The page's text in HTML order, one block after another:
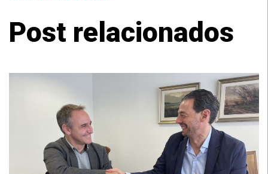
la
normativa
Post relacionados